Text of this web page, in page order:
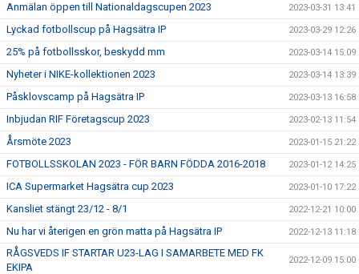
Anmälan öppen till Nationaldagscupen 2023 2023-03-31 13:41
Lyckad fotbollscup på Hagsätra IP 2023-03-29 12:26
25% på fotbollsskor, beskydd mm 2023-03-14 15:09
Nyheter i NIKE-kollektionen 2023 2023-03-14 13:39
Påsklovscamp på Hagsätra IP 2023-03-13 16:58
Inbjudan RIF Företagscup 2023 2023-02-13 11:54
Årsmöte 2023 2023-01-15 21:22
FOTBOLLSSKOLAN 2023 - FÖR BARN FÖDDA 2016-2018 2023-01-12 14:25
ICA Supermarket Hagsätra cup 2023 2023-01-10 17:22
Kansliet stängt 23/12 - 8/1 2022-12-21 10:00
Nu har vi återigen en grön matta på Hagsätra IP 2022-12-13 11:18
RÅGSVEDS IF STARTAR U23-LAG I SAMARBETE MED FK
EKIPA
2022-12-09 15:00